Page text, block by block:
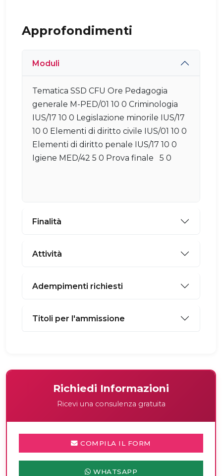
Approfondimenti
Moduli
Tematica SSD CFU Ore Pedagogia
generale M-PED/01 10 0 Criminologia
IUS/17 10 0 Legislazione minorile IUS/17
10 0 Elementi di diritto civile IUS/01 10 0
Elementi di diritto penale IUS/17 10 0
Igiene MED/42 5 0 Prova finale 5 0
Finalità
Attività
Adempimenti richiesti
Titoli per l'ammissione
Richiedi Informazioni
Ricevi una consulenza gratuita
COMPILA IL FORM
WHATSAPP